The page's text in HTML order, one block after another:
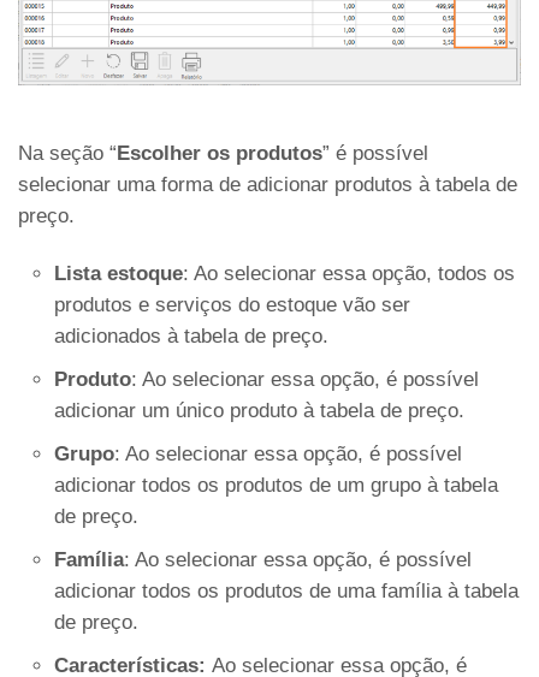
Na seção “Escolher os produtos” é possível
selecionar uma forma de adicionar produtos à tabela de
preço.
Lista estoque: Ao selecionar essa opção, todos os
produtos e serviços do estoque vão ser
adicionados à tabela de preço.
Produto: Ao selecionar essa opção, é possível
adicionar um único produto à tabela de preço.
Grupo: Ao selecionar essa opção, é possível
adicionar todos os produtos de um grupo à tabela
de preço.
Família: Ao selecionar essa opção, é possível
adicionar todos os produtos de uma família à tabela
de preço.
Características: Ao selecionar essa opção, é